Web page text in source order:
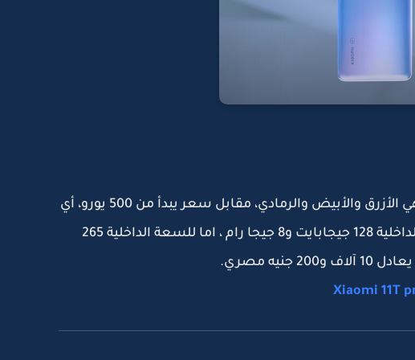
وياتي هاتف شاومي Xiaomi 11T pro، بثلاثة ألوان هي الأزرق والأبيض والرمادي، مقابل سعر يبدأ من 500 يورو، أي
ما يعادل 9 آلاف و200 جنيه مصري، وهذا للسعة الداخلية 128 جيجابايت و8 جيجا رام ، اما للسعة الداخلية 265
Xiaomi 11T